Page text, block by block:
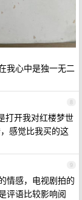
我心中是独一无二
8
打开我对红楼梦世
感觉比我买的这
9
情感，电视剧拍的
评语比较影响阅